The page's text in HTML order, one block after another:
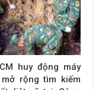
huy động máy
rộng tìm kiếm